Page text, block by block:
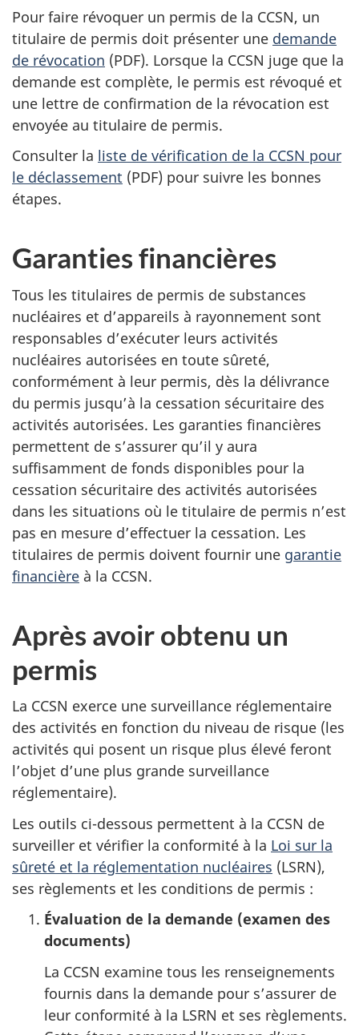
Pour faire révoquer un permis de la CCSN, un
titulaire de permis doit présenter une demande
de révocation (PDF). Lorsque la CCSN juge que la
demande est complète, le permis est révoqué et
une lettre de confirmation de la révocation est
envoyée au titulaire de permis.
Consulter la liste de vérification de la CCSN pour
le déclassement (PDF) pour suivre les bonnes
étapes.
Garanties financières
Tous les titulaires de permis de substances
nucléaires et d’appareils à rayonnement sont
responsables d’exécuter leurs activités
nucléaires autorisées en toute sûreté,
conformément à leur permis, dès la délivrance
du permis jusqu’à la cessation sécuritaire des
activités autorisées. Les garanties financières
permettent de s’assurer qu’il y aura
suffisamment de fonds disponibles pour la
cessation sécuritaire des activités autorisées
dans les situations où le titulaire de permis n’est
pas en mesure d’effectuer la cessation. Les
titulaires de permis doivent fournir une garantie
financière à la CCSN.
Après avoir obtenu un
permis
La CCSN exerce une surveillance réglementaire
des activités en fonction du niveau de risque (les
activités qui posent un risque plus élevé feront
l’objet d’une plus grande surveillance
réglementaire).
Les outils ci-dessous permettent à la CCSN de
surveiller et vérifier la conformité à la Loi sur la
sûreté et la réglementation nucléaires (LSRN),
ses règlements et les conditions de permis :
Évaluation de la demande (examen des
documents)
La CCSN examine tous les renseignements
fournis dans la demande pour s’assurer de
leur conformité à la LSRN et ses règlements.